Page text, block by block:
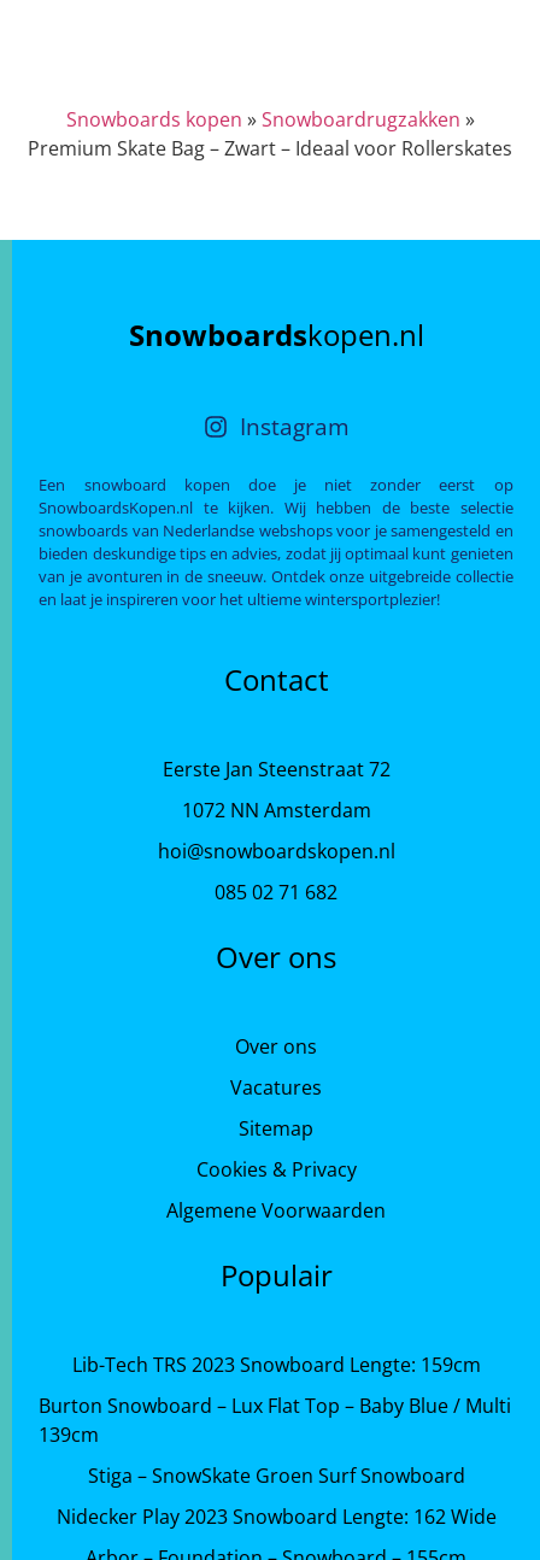
Snowboards kopen »Snowboardrugzakken »
Premium Skate Bag – Zwart – Ideaal voor Rollerskates
Snowboardskopen.nl
Instagram
Een snowboard kopen doe je niet zonder eerst op
SnowboardsKopen.nl te kijken. Wij hebben de beste selectie
snowboards van Nederlandse webshops voor je samengesteld en
bieden deskundige tips en advies, zodat jij optimaal kunt genieten
van je avonturen in de sneeuw. Ontdek onze uitgebreide collectie
en laat je inspireren voor het ultieme wintersportplezier!
Contact
Eerste Jan Steenstraat 72
1072 NN Amsterdam
hoi@snowboardskopen.nl
085 02 71 682
Over ons
Over ons
Vacatures
Sitemap
Cookies & Privacy
Algemene Voorwaarden
Populair
Lib-Tech TRS 2023 Snowboard Lengte: 159cm
Burton Snowboard – Lux Flat Top – Baby Blue / Multi
139cm
Stiga – SnowSkate Groen Surf Snowboard
Nidecker Play 2023 Snowboard Lengte: 162 Wide